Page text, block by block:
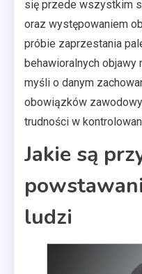
się przede wszystkim
oraz występowaniem
próbie zaprzestania
behawioralnych
myśli o danym
obowiązków
trudności w
Jakie są
ludzi